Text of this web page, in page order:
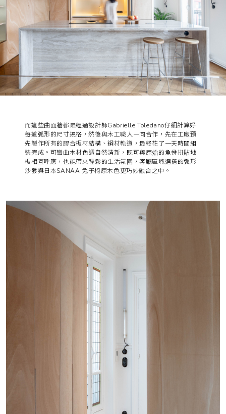
而這些曲面牆都是經過設計師Gabrielle Toledano仔細計算好
每道弧形的尺寸規格，然後與木工職人一同合作，先在工廠預
先製作所有的膠合板材結構、鋼材軌道，最終花了一天時間組
裝完成。可彎曲木材色調自然清新，既可與原始的魚骨拼貼地
板相互呼應，也能帶來輕鬆的生活氛圍，客廳區域選搭的弧形
沙發與日本SANAA 兔子椅原木色更巧妙融合之中。